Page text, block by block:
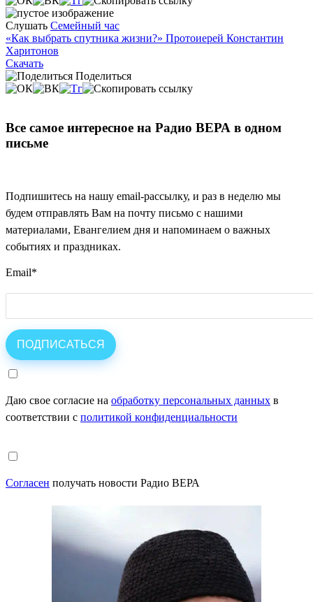
Слушать Семейный час
«Как выбрать спутника жизни?» Протоиерей Константин
Харитонов
Скачать
Поделиться
Все самое интересное на Радио ВЕРА в одном
письме
Подпишитесь на нашу email-рассылку, и раз в неделю мы
будем отправлять Вам на почту письмо с нашими
материалами, Евангелием дня и напоминаем о важных
событиях и праздниках.
Email*
Даю свое согласие на обработку персональных данных в
соответствии с политикой конфиденциальности
Согласен получать новости Радио ВЕРА